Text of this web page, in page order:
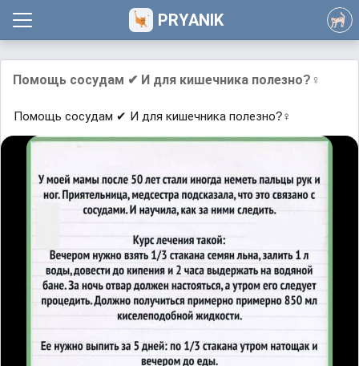
PRYANIK
Помощь сосудам ✔ И для кишечника полезно?‍♀
Помощь сосудам ✔ И для кишечника полезно?‍♀